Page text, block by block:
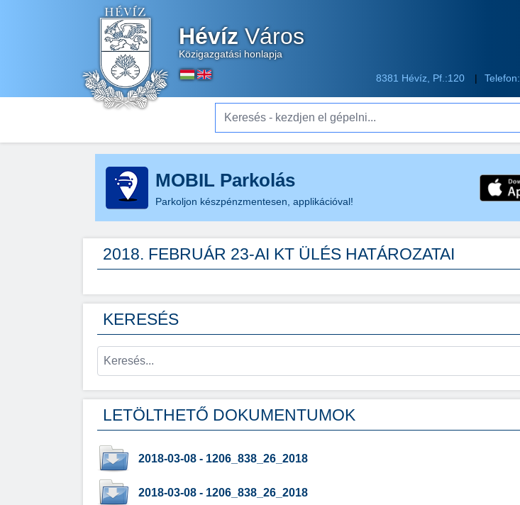
HévízVáros
Közigazgatási honlapja
8381 Hévíz, Pf.:120
Telefon:
Keresés - kezdjen el gépelni...
MOBIL Parkolás
Parkoljon készpénzmentesen, applikációval!
2018. FEBRUÁR 23-AI KT ÜLÉS HATÁROZATAI
KERESÉS
LETÖLTHETŐ DOKUMENTUMOK
2018-03-08 - 1206_838_26_2018
2018-03-08 - 1206_838_26_2018